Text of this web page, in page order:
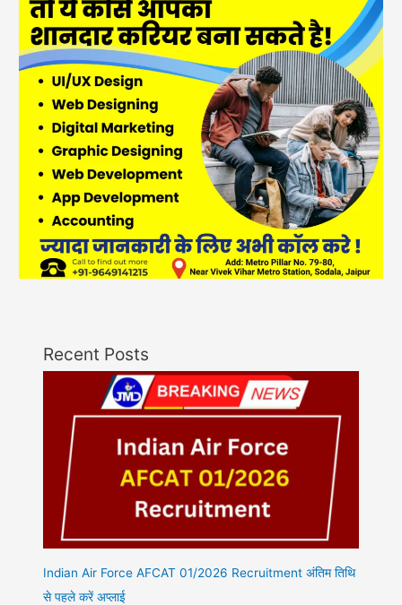
Recent Posts
Indian Air Force AFCAT 01/2026 Recruitment अंतिम तिथि
से पहले करें अप्लाई